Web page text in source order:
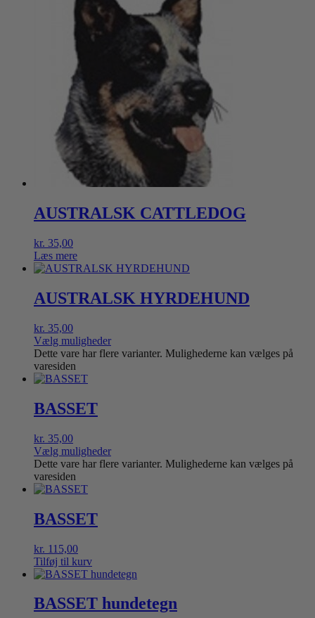
AUSTRALSK CATTLEDOG
kr. 35,00
Læs mere
AUSTRALSK HYRDEHUND
kr. 35,00
Vælg muligheder
Dette vare har flere varianter. Mulighederne kan vælges på
varesiden
BASSET
kr. 35,00
Vælg muligheder
Dette vare har flere varianter. Mulighederne kan vælges på
varesiden
BASSET
kr. 115,00
Tilføj til kurv
BASSET hundetegn